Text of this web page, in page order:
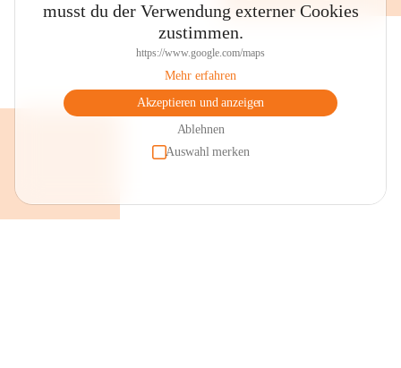
musst du der Verwendung externer Cookies
zustimmen.
https://www.google.com/maps
Mehr erfahren
Akzeptieren und anzeigen
Ablehnen
Auswahl merken